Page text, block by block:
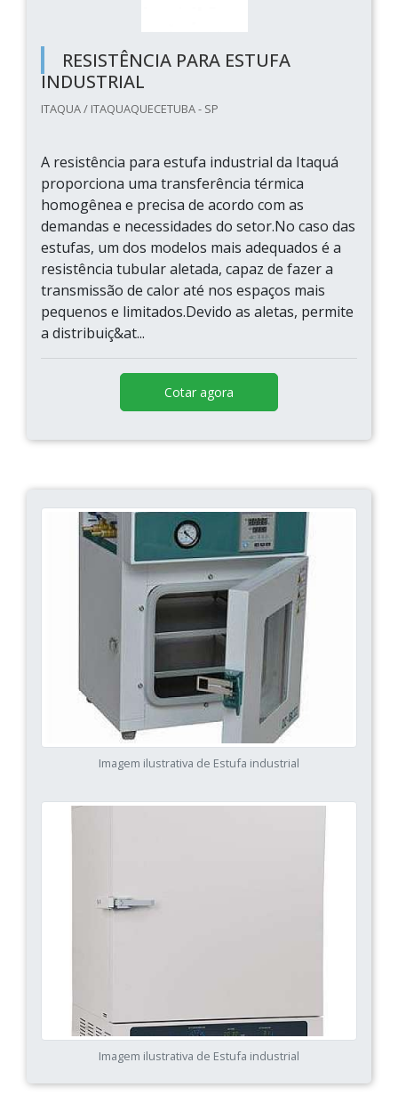
RESISTÊNCIA PARA ESTUFA
INDUSTRIAL
ITAQUA / ITAQUAQUECETUBA - SP
A resistência para estufa industrial da Itaquá
proporciona uma transferência térmica
homogênea e precisa de acordo com as
demandas e necessidades do setor.No caso das
estufas, um dos modelos mais adequados é a
resistência tubular aletada, capaz de fazer a
transmissão de calor até nos espaços mais
pequenos e limitados.Devido as aletas, permite
a distribuiç&at...
Cotar agora
Imagem ilustrativa de Estufa industrial
Imagem ilustrativa de Estufa industrial